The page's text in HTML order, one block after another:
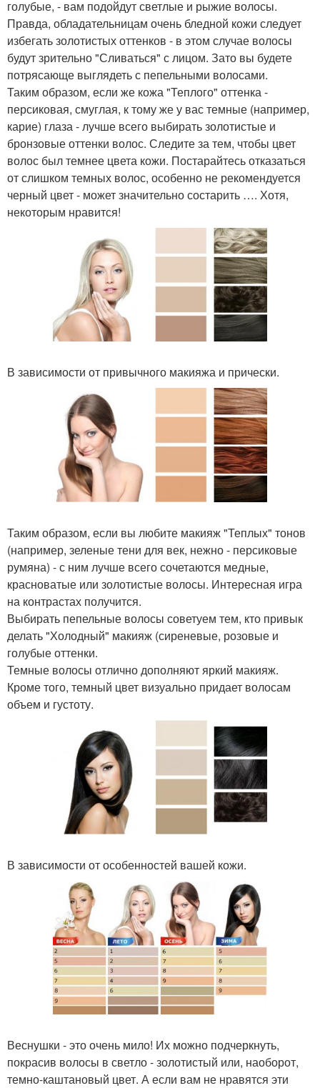
голубые, - вам подойдут светлые и рыжие волосы.
Правда, обладательницам очень бледной кожи следует
избегать золотистых оттенков - в этом случае волосы
будут зрительно "Сливаться" с лицом. Зато вы будете
потрясающе выглядеть с пепельными волосами.
Таким образом, если же кожа "Теплого" оттенка -
персиковая, смуглая, к тому же у вас темные (например,
карие) глаза - лучше всего выбирать золотистые и
бронзовые оттенки волос. Следите за тем, чтобы цвет
волос был темнее цвета кожи. Постарайтесь отказаться
от слишком темных волос, особенно не рекомендуется
черный цвет - может значительно состарить …. Хотя,
некоторым нравится!
В зависимости от привычного макияжа и прически.
Таким образом, если вы любите макияж "Теплых" тонов
(например, зеленые тени для век, нежно - персиковые
румяна) - с ним лучше всего сочетаются медные,
красноватые или золотистые волосы. Интересная игра
на контрастах получится.
Выбирать пепельные волосы советуем тем, кто привык
делать "Холодный" макияж (сиреневые, розовые и
голубые оттенки.
Темные волосы отлично дополняют яркий макияж.
Кроме того, темный цвет визуально придает волосам
объем и густоту.
В зависимости от особенностей вашей кожи.
Веснушки - это очень мило! Их можно подчеркнуть,
покрасив волосы в светло - золотистый или, наоборот,
темно-каштановый цвет. А если вам не нравятся эти